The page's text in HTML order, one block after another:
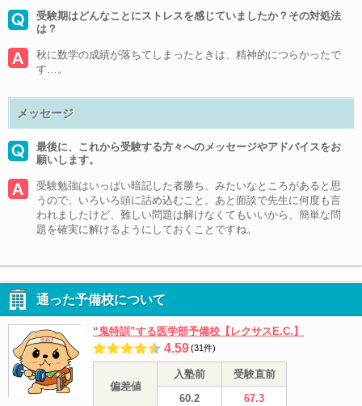
受験期はどんなことにストレスを感じていましたか？その対処法
は？
秋に数学の成績が落ちてしまったときは、精神的につらかったで
す…。
メッセージ
最後に、これから受験する方々へのメッセージやアドバイスをお
願いします。
受験勉強はいっぱい暗記した者勝ち、みたいなところがあると思
うので、いろいろ頭に詰め込むこと。あと面談で先生に何度も言
われましたけど、難しい問題は解けなくてもいいから、簡単な問
題を確実に解けるようにしておくことですね。
通った予備校について
“鬼特訓”する医学部予備校【レクサスE.C.】
4.59(31件)
偏差値
入塾前
受験直前
60.2
67.3